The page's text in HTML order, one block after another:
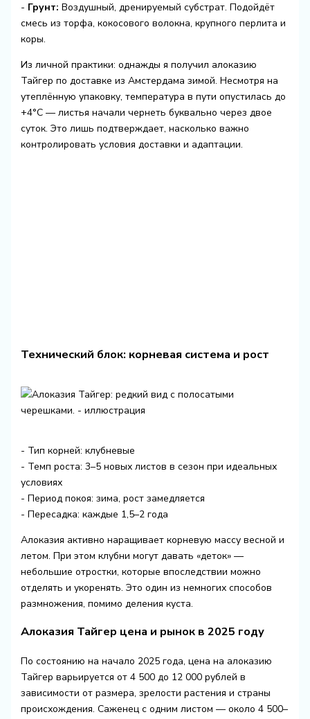
- Грунт: Воздушный, дренируемый субстрат. Подойдёт
смесь из торфа, кокосового волокна, крупного перлита и
коры.
Из личной практики: однажды я получил алоказию
Тайгер по доставке из Амстердама зимой. Несмотря на
утеплённую упаковку, температура в пути опустилась до
+4°C — листья начали чернеть буквально через двое
суток. Это лишь подтверждает, насколько важно
контролировать условия доставки и адаптации.
Технический блок: корневая система и рост
- Тип корней: клубневые
- Темп роста: 3–5 новых листов в сезон при идеальных
условиях
- Период покоя: зима, рост замедляется
- Пересадка: каждые 1,5–2 года
Алоказия активно наращивает корневую массу весной и
летом. При этом клубни могут давать «деток» —
небольшие отростки, которые впоследствии можно
отделять и укоренять. Это один из немногих способов
размножения, помимо деления куста.
Алоказия Тайгер цена и рынок в 2025 году
По состоянию на начало 2025 года, цена на алоказию
Тайгер варьируется от 4 500 до 12 000 рублей в
зависимости от размера, зрелости растения и страны
происхождения. Саженец с одним листом — около 4 500–